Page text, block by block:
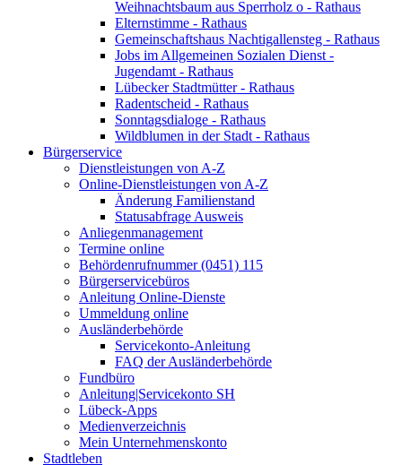
Weihnachtsbaum aus Sperrholz o - Rathaus
Elternstimme - Rathaus
Gemeinschaftshaus Nachtigallensteg - Rathaus
Jobs im Allgemeinen Sozialen Dienst -
Jugendamt - Rathaus
Lübecker Stadtmütter - Rathaus
Radentscheid - Rathaus
Sonntagsdialoge - Rathaus
Wildblumen in der Stadt - Rathaus
Bürgerservice
Dienstleistungen von A-Z
Online-Dienstleistungen von A-Z
Änderung Familienstand
Statusabfrage Ausweis
Anliegenmanagement
Termine online
Behördenrufnummer (0451) 115
Bürgerservicebüros
Anleitung Online-Dienste
Ummeldung online
Ausländerbehörde
Servicekonto-Anleitung
FAQ der Ausländerbehörde
Fundbüro
Anleitung|Servicekonto SH
Lübeck-Apps
Medienverzeichnis
Mein Unternehmenskonto
Stadtleben